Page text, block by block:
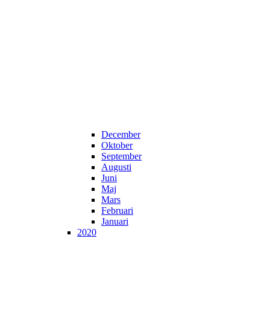
December
Oktober
September
Augusti
Juni
Maj
Mars
Februari
Januari
2020